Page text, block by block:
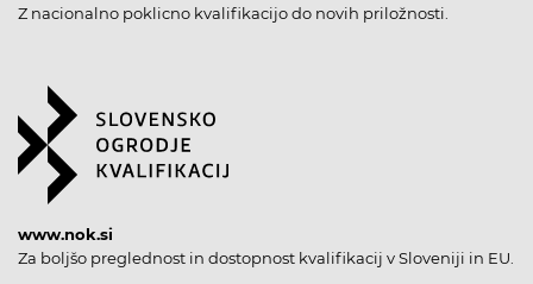
Z nacionalno poklicno kvalifikacijo do novih priložnosti.
www.nok.si
Za boljšo preglednost in dostopnost kvalifikacij v Sloveniji in EU.